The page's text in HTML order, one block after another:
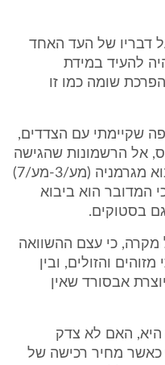
דבריו של העד האחד
להעיד במידת
שומה כמו זו
שקיימתי עם הצדדים,
אל הרשמונות שהגישה
לי המערערת כראיה בנושא היבוא מגרמניה (מע/3-מע/7)
המדובר הוא ביבוא
מקרה, כי עצם ההשוואה
והזולים, ובין
אבסורד שאין
האם לא צדק
כאשר מחיר רכישה של